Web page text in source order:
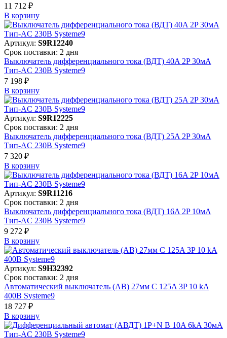
11 712 ₽
В корзинy
Артикул: S9R12240
Срок поставки: 2 дня
Выключатель дифференциального тока (ВДТ) 40A 2P 30мА
Тип-AC 230В Systeme9
7 198 ₽
В корзинy
Артикул: S9R12225
Срок поставки: 2 дня
Выключатель дифференциального тока (ВДТ) 25A 2P 30мА
Тип-AC 230В Systeme9
7 320 ₽
В корзинy
Артикул: S9R11216
Срок поставки: 2 дня
Выключатель дифференциального тока (ВДТ) 16A 2P 10мА
Тип-AC 230В Systeme9
9 272 ₽
В корзинy
Артикул: S9H32392
Срок поставки: 2 дня
Автоматический выключатель (АВ) 27мм C 125A 3P 10 kA
400В Systeme9
18 727 ₽
В корзинy